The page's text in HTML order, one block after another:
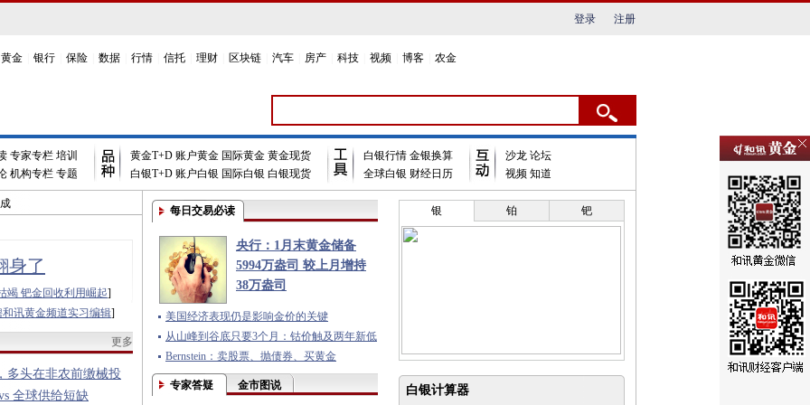
登录 注册
黄金 银行 保险 数据 行情 信托 理财 区块链 汽车 房产 科技 视频 博客 农金
专家专栏 培训
机构专栏 专题
黄金T+D 账户黄金 国际黄金 黄金现货
白银T+D 账户白银 国际白银 白银现货
白银行情 金银换算
全球白银 财经日历
沙龙 论坛
视频 知道
面临结利盘考验
震荡
上问号
30美金
利好原油
线翻空牛局难改
复试探1800
面临结利盘考验
民币步入6.3时代
身了
竭 钯金回收利用崛起]
和讯黄金频道实习编辑]
更多
多头在非农前缴械投
全球供给短缺
每日交易必读
央行：1月末黄金储备
5994万盎司 较上月增持
38万盎司
美国经济表现仍是影响金价的关键
从山峰到谷底只要3个月：钴价触及两年新低
Bernstein：卖股票、抛债券、买黄金
银 铂 钯
专家答疑 金市图说 白银计算器